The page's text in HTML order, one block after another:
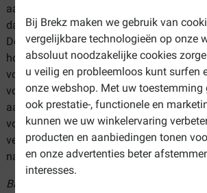
Bij Brekz maken we gebruik van
vergelijkbare technologieën op onze
absoluut noodzakelijke cookies
u veilig en probleemloos kunt surfen
onze webshop. Met uw toestemming
ook prestatie-, functionele en
kunnen we uw winkelervaring
producten en aanbiedingen tonen
en onze advertenties beter
interesses.
aan de behoeften van uw kat. Renske nat
daarom natuurlijk van karakter en rijk aan
De dierlijke ingrediënten zijn geselecteerd
hoge kwaliteitseisen en zijn
voor menselijke consumptie. Ook
voedingsstoffen toegevoegd. Er is een
aan soorten en smaken Renske nat
voedingen die twee soorten vis
verse kip en kalkoen in mousse. Ook is er
natvoer verkrijgbaar.
Bij Brekz kunt u Renske natvoer kat